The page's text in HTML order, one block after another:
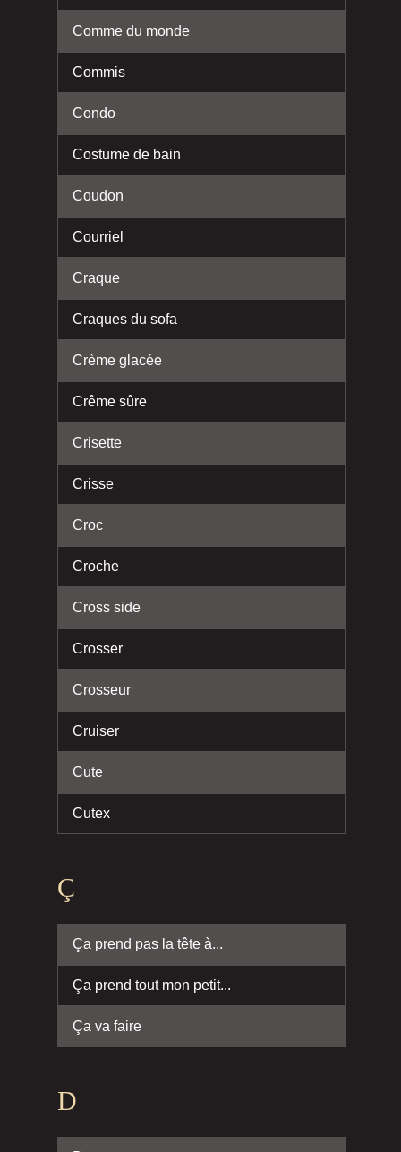
Comme du monde
Commis
Condo
Costume de bain
Coudon
Courriel
Craque
Craques du sofa
Crème glacée
Crême sûre
Crisette
Crisse
Croc
Croche
Cross side
Crosser
Crosseur
Cruiser
Cute
Cutex
Ç
Ça prend pas la tête à...
Ça prend tout mon petit...
Ça va faire
D